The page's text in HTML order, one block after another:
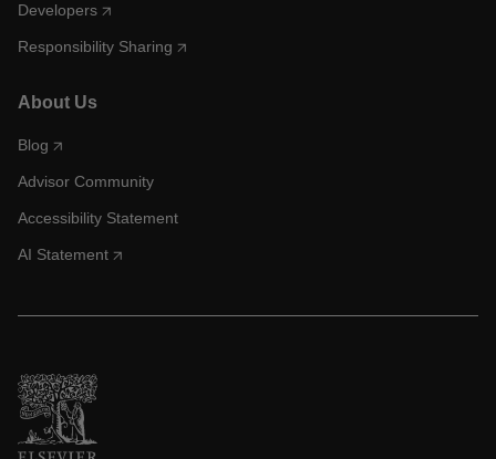
Developers
Responsibility Sharing
About Us
Blog
Advisor Community
Accessibility Statement
AI Statement